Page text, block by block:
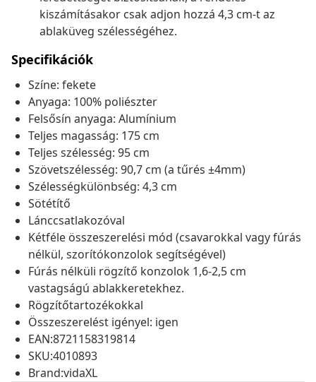
kiszámításakor csak adjon hozzá 4,3 cm-t az
ablaküveg szélességéhez.
Specifikációk
Színe: fekete
Anyaga: 100% poliészter
Felsősín anyaga: Alumínium
Teljes magasság: 175 cm
Teljes szélesség: 95 cm
Szövetszélesség: 90,7 cm (a tűrés ±4mm)
Szélességkülönbség: 4,3 cm
Sötétítő
Lánccsatlakozóval
Kétféle összeszerelési mód (csavarokkal vagy fúrás
nélkül, szorítókonzolok segítségével)
Fúrás nélküli rögzítő konzolok 1,6-2,5 cm
vastagságú ablakkeretekhez.
Rögzítőtartozékokkal
Összeszerelést igényel: igen
EAN:8721158319814
SKU:4010893
Brand:vidaXL